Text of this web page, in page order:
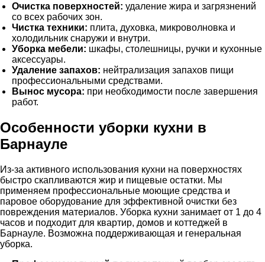
Очистка поверхностей: удаление жира и загрязнений
со всех рабочих зон.
Чистка техники: плита, духовка, микроволновка и
холодильник снаружи и внутри.
Уборка мебели: шкафы, столешницы, ручки и кухонные
аксессуары.
Удаление запахов: нейтрализация запахов пищи
профессиональными средствами.
Вынос мусора: при необходимости после завершения
работ.
Особенности уборки кухни в
Барнауле
Из-за активного использования кухни на поверхностях
быстро скапливаются жир и пищевые остатки. Мы
применяем профессиональные моющие средства и
паровое оборудование для эффективной очистки без
повреждения материалов. Уборка кухни занимает от 1 до 4
часов и подходит для квартир, домов и коттеджей в
Барнауле. Возможна поддерживающая и генеральная
уборка.